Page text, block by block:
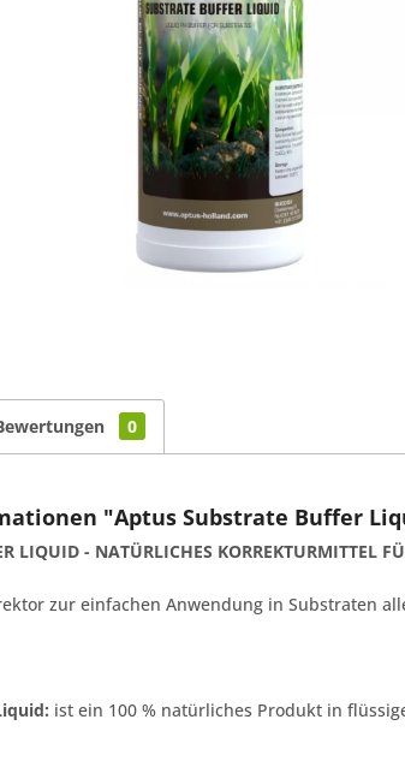
0
"Aptus Substrate Buffer
LIQUID - NATÜRLICHES KORREKTURMITTEL
zur einfachen Anwendung in Substraten
ist ein 100 % natürliches Produkt in